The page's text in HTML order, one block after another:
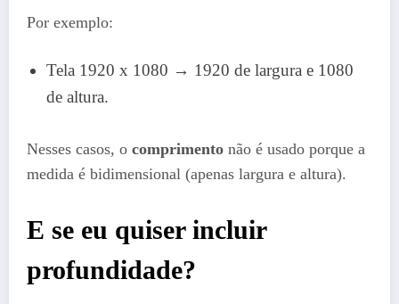
Por exemplo:
Tela 1920 x 1080 → 1920 de largura e 1080
de altura.
Nesses casos, o comprimento não é usado porque a
medida é bidimensional (apenas largura e altura).
E se eu quiser incluir
profundidade?